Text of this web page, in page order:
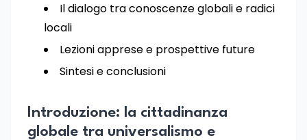
Il dialogo tra conoscenze globali e radici
locali
Lezioni apprese e prospettive future
Sintesi e conclusioni
Introduzione: la cittadinanza
globale tra universalismo e